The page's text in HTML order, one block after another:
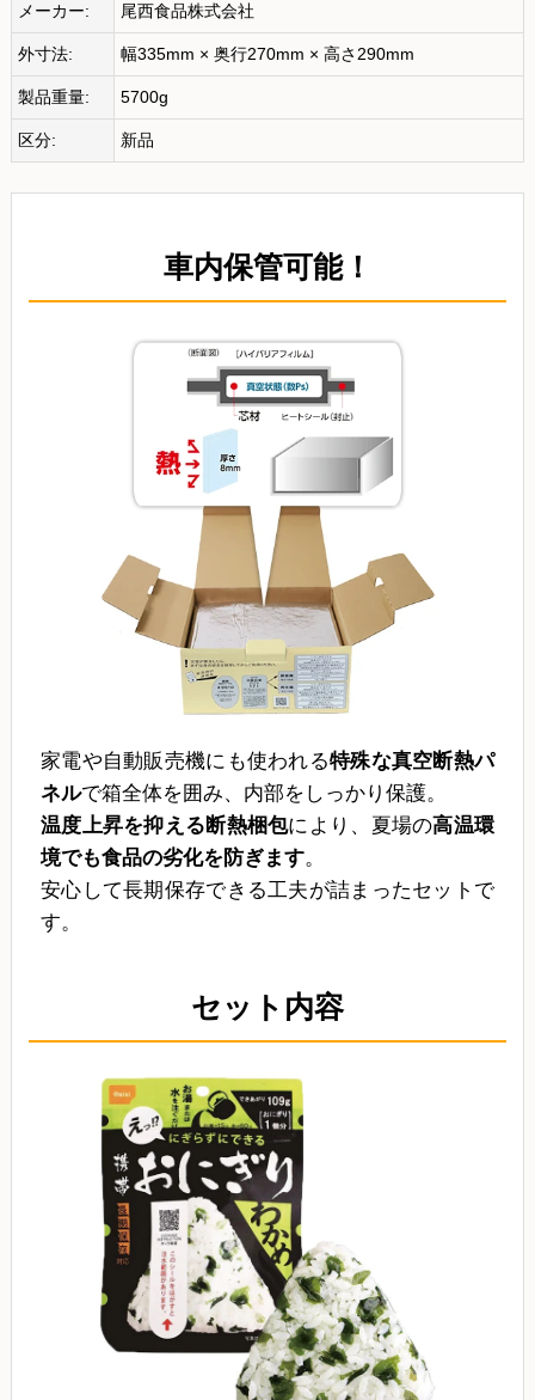
メーカー: 尾西食品株式会社
外寸法: 幅335mm × 奥行270mm × 高さ290mm
製品重量: 5700g
区分: 新品
車内保管可能！
家電や自動販売機にも使われる特殊な真空断熱パ
ネルで箱全体を囲み、内部をしっかり保護。
温度上昇を抑える断熱梱包により、夏場の高温環
境でも食品の劣化を防ぎます。
安心して長期保存できる工夫が詰まったセットで
す。
セット内容